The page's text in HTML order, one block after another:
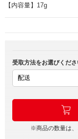
【内容量】17g
受取方法をお選びくだ
※商品の数量は、